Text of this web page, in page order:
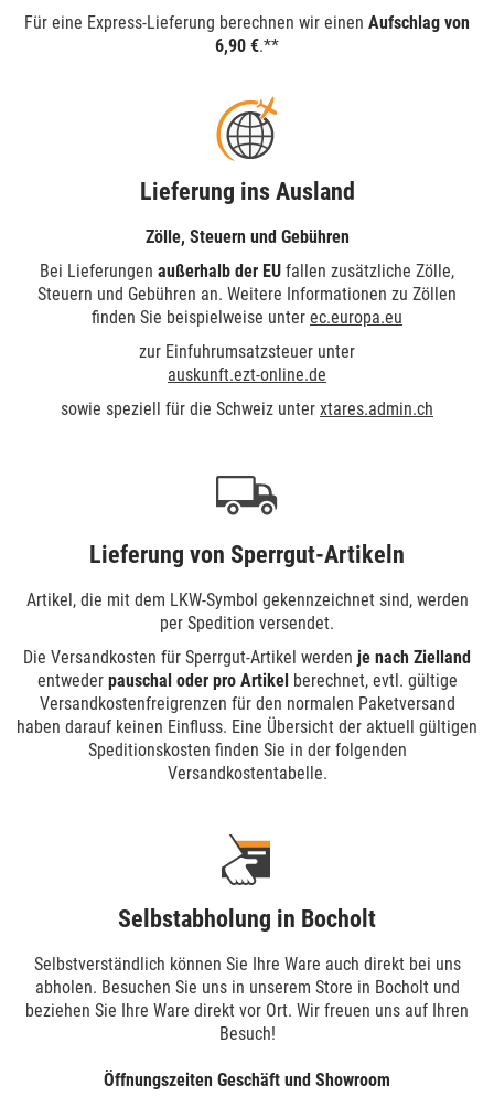
Für eine Express-Lieferung berechnen wir einen Aufschlag von
6,90 €.**
Lieferung ins Ausland
Zölle, Steuern und Gebühren
Bei Lieferungen außerhalb der EU fallen zusätzliche Zölle,
Steuern und Gebühren an. Weitere Informationen zu Zöllen
finden Sie beispielweise unter ec.europa.eu
zur Einfuhrumsatzsteuer unter
auskunft.ezt-online.de
sowie speziell für die Schweiz unter xtares.admin.ch
Lieferung von Sperrgut-Artikeln
Artikel, die mit dem LKW-Symbol gekenn­zeichnet sind, werden
per Spedition versendet.
Die Versandkosten für Sperrgut-Artikel werden je nach Zielland
entweder pauschal oder pro Artikelberechnet, evtl. gültige
Versandkostenfreigrenzen für den normalen Paketversand
haben darauf keinen Einfluss. Eine Übersicht der aktuell gültigen
Speditionskosten finden Sie in der folgenden
Versandkostentabelle.
Selbstabholung in Bocholt
Selbstverständlich können Sie Ihre Ware auch direkt bei uns
abholen. Besuchen Sie uns in unserem Store in Bocholt und
beziehen Sie Ihre Ware direkt vor Ort. Wir freuen uns auf Ihren
Besuch!
Öffnungszeiten Geschäft und Showroom